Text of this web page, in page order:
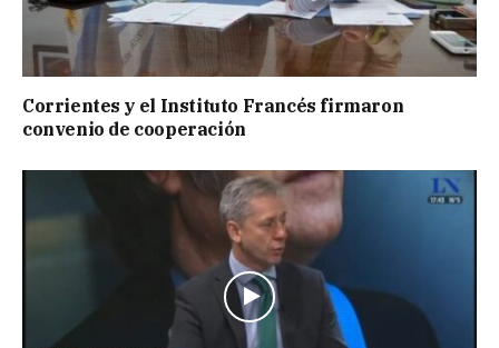
Corrientes y el Instituto Francés firmaron
convenio de cooperación